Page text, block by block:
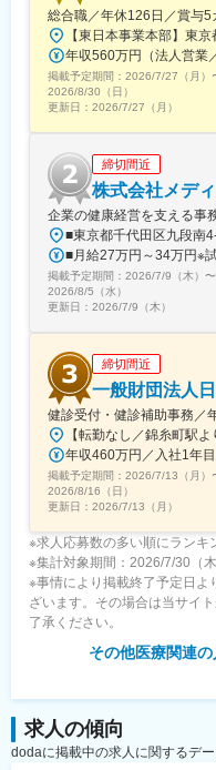
ったときや先輩や上司
られます。また、家族
代理対応をしてくれる
・働きやすい環境：
した。管理職における
い女性も活躍しやすい
ています。
変更の範囲：会社の定
総合職／年休126日／賞与5
掲載予定期間： 2026/7/27（月）
2026/8/30（日）
更新日： 2026/7/27（月）
締切間近
株式会社メデ
企業の健康経営を支える事
掲載予定期間： 2026/7/9（木） 〜
2026/8/5（水）
更新日： 2026/7/9（木）
締切間近
一般財団法人
健診受付・健診補助事務／
掲載予定期間： 2026/7/13（月）
2026/8/16（日）
更新日： 2026/7/13（月）
※求人応募数の多い順にランキ
※集計対象期間：2026/7/30（
※事情により掲載終了予定日よ
ざいます。その場合は当サイ
了承ください。
その他医療関連の
求人の傾向
dodaに掲載中の求人に関するデ